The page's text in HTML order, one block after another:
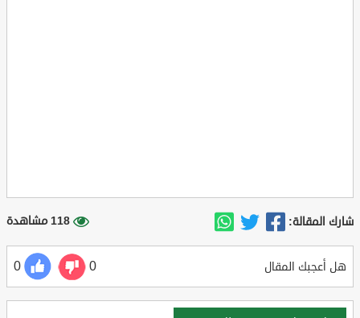
شارك المقالة: 118 مشاهدة
هل أعجبك المقال 0
0